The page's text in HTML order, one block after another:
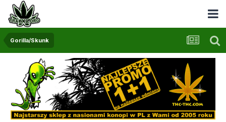
Gorilla/Skunk